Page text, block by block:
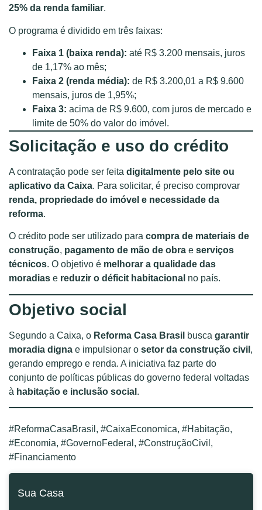
25% da renda familiar.
O programa é dividido em três faixas:
Faixa 1 (baixa renda): até R$ 3.200 mensais, juros
de 1,17% ao mês;
Faixa 2 (renda média): de R$ 3.200,01 a R$ 9.600
mensais, juros de 1,95%;
Faixa 3: acima de R$ 9.600, com juros de mercado e
limite de 50% do valor do imóvel.
Solicitação e uso do crédito
A contratação pode ser feita digitalmente pelo site ou
aplicativo da Caixa. Para solicitar, é preciso comprovar
renda, propriedade do imóvel e necessidade da
reforma.
O crédito pode ser utilizado para compra de materiais de
construção, pagamento de mão de obra e serviços
técnicos. O objetivo é melhorar a qualidade das
moradias e reduzir o déficit habitacional no país.
Objetivo social
Segundo a Caixa, o Reforma Casa Brasil busca garantir
moradia digna e impulsionar o setor da construção civil ,
gerando emprego e renda. A iniciativa faz parte do
conjunto de políticas públicas do governo federal voltadas
à habitação e inclusão social .
#ReformaCasaBrasil, #CaixaEconomica, #Habitação,
#Economia, #GovernoFederal, #ConstruçãoCivil,
#Financiamento
Sua Casa